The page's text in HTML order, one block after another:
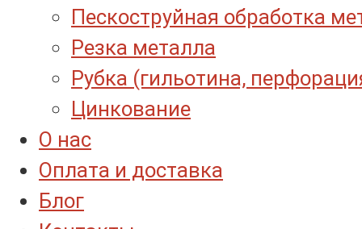
Пескоструйная обработка
Резка металла
Рубка (гильотина,
Цинкование
О нас
Оплата и доставка
Блог